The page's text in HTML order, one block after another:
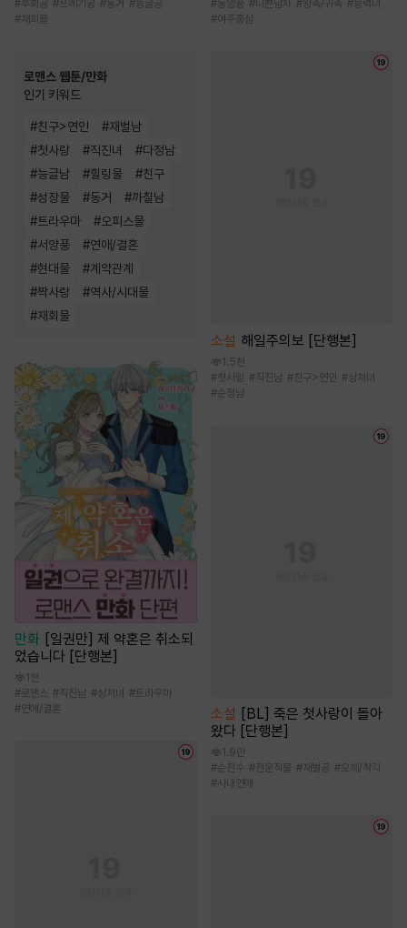
#후회공 #쓰레기공 # 동거 #능글공
# 재회물
로맨스 웹툰/만화
인기 키워드
#친구>연인 #재벌남
#첫사랑 #직진녀 #다정남
#능글남 #힐링물 #친구
#성장물 #동거 #까칠남
#트라우마 #오피스물
#서양풍 #연애/결혼
#현대물 #계약관계
#짝사랑 #역사/시대물
#재회물
만화 [일권만] 제 약혼은 취소되
었습니다 [단행본]
1천
#로맨스 #직진남 #상처녀 #트라우마
#연애/결혼
#동양풍 #나쁜남자 #왕족/귀족 #능력녀
#여주중심
소설 해일주의보 [단행본]
1.5천
#첫사랑 #직진남 #친구>연인 #상처녀
#순정남
소설
[BL] 죽은 첫사랑이 돌아
왔다 [단행본]
1.9만
#순진수 #전문직물 #재벌공 #오해/착각
#사내연애